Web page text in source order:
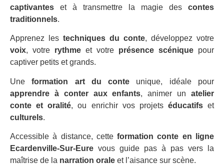
captivantes et à transmettre la magie des contes
traditionnels.
Apprenez les techniques du conte, développez votre
voix, votre rythme et votre présence scénique pour
captiver petits et grands.
Uneformation art du conte unique, idéale pour
apprendre à conter aux enfants, animer unatelier
conte et oralité, ou enrichir vos projets éducatifset
culturels.
Accessible à distance, cetteformation conte en ligne
Ecardenville-Sur-Eure vous guide pas à pas vers la
maîtrise de la narration orale et l’aisance sur scène.